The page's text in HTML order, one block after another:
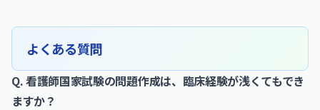
よくある質問
Q. 看護師国家試験の問題作成は、臨床経験が浅くてもでき
ますか？